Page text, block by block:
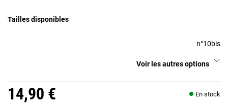
Tailles disponibles
n°10bis
Voir les autres options
14,90 € En stock